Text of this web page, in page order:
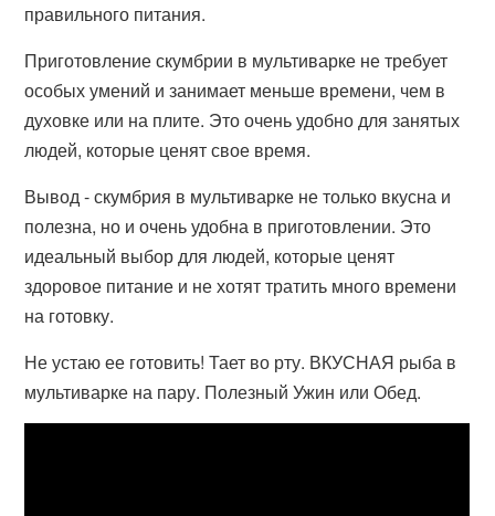
правильного питания.
Приготовление скумбрии в мультиварке не требует
особых умений и занимает меньше времени, чем в
духовке или на плите. Это очень удобно для занятых
людей, которые ценят свое время.
Вывод - скумбрия в мультиварке не только вкусна и
полезна, но и очень удобна в приготовлении. Это
идеальный выбор для людей, которые ценят
здоровое питание и не хотят тратить много времени
на готовку.
Не устаю ее готовить! Тает во рту. ВКУСНАЯ рыба в
мультиварке на пару. Полезный Ужин или Обед.